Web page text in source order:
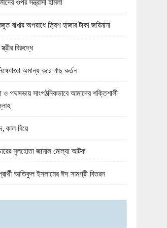
রাখার অপরাধে ত্রিশ হাজার টাকা জরিমানা
বিরুদ্ধে
অমান্য করে গাছ কর্তন
পথসভায় সাংগঠনিকভাবে আমাদের শক্তিশালী
কাল বিয়ে
মুলহোতা জামাল মোল্যা আটক
আতিকুল ইসলামের ঈদ সামগ্রী বিতরন